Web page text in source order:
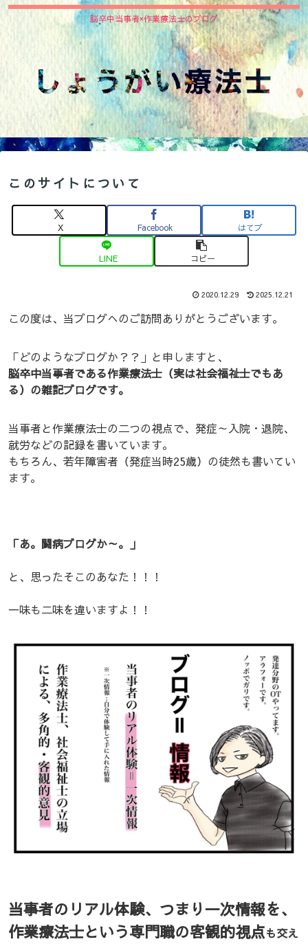
脳卒中当事者×作業療法士のブログ
このサイトについて
X Facebook はてブ
LINE コピー
2020.12.29 2025.12.21
この度は、当ブログへのご訪問ありがとうございます。
「どのようなブログか？？」と申しますと、
脳卒中当事者である作業療法士（実は社会福祉士でもあ
る）の雑記ブログです。
当事者と作業療法士の二つの視点で、発症～入院・退院、
就労などの記録を書いています。
もちろん、若年障害者（発症当時25歳）の徒然も書いてい
ます。
「あ。闘病ブログか～。」
と、思ったそこのあなた！！！
一味も二味を違いますよ！！
当事者のリアル体験、つまり一次情報を、
作業療法士という専門職の客観的視点も交え